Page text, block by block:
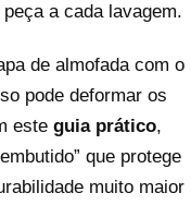
a cada lavagem.
de almofada com o
pode deformar os
este guia prático,
que protege
muito maior